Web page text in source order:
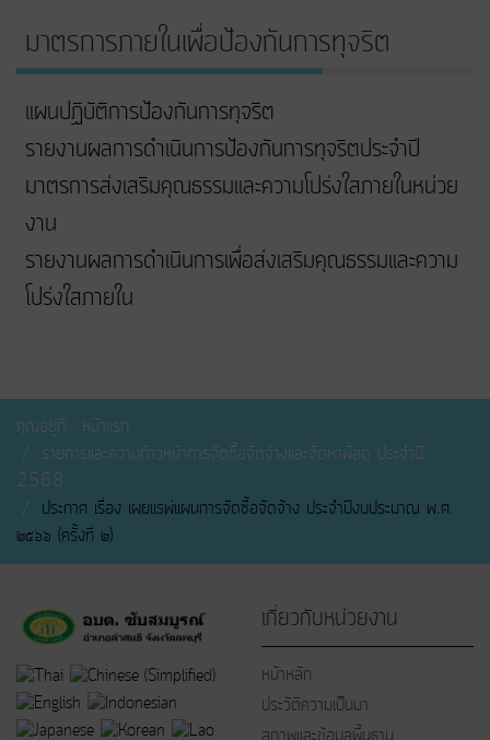
มาตรการภายในเพื่อป้องกันการทุจริต
แผนปฏิบัติการป้องกันการทุจริต
รายงานผลการดำเนินการป้องกันการทุจริตประจำปี
มาตรการส่งเสริมคุณธรรมและความโปร่งใสภายในหน่วย
งาน
รายงานผลการดำเนินการเพื่อส่งเสริมคุณธรรมและความ
โปร่งใสภายใน
คุณอยู่ที่: หน้าแรก
รายการและความก้าวหน้าการจัดซื้อจัดจ้างและจัดหาพัสดุ ประจำปี
2568
ประกาศ เรื่อง เผยแรพ่แผนการจัดซื้้อจัดจ้าง ประจำปีงบประมาณ พ.ศ.
๒๕๖๖ (ครั้งที่ ๒)
เกี่ยวกับหน่วยงาน
หน้าหลัก
ประวัติความเป็นมา